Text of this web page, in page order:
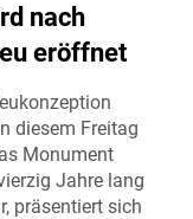
nach
eröffnet
diesem Freitag
Monument
Jahre lang
präsentiert sich